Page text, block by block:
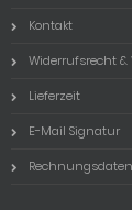
Kontakt
Widerrufsrecht
Lieferzeit
E-Mail Signatur
Rechnungsdaten